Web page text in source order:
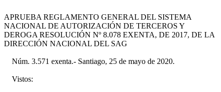
APRUEBA REGLAMENTO GENERAL DEL SISTEMA
NACIONAL DE AUTORIZACIÓN DE TERCEROS Y
DEROGA RESOLUCIÓN Nº 8.078 EXENTA, DE 2017, DE LA
DIRECCIÓN NACIONAL DEL SAG
Núm. 3.571 exenta.- Santiago, 25 de mayo de 2020.
Vistos: